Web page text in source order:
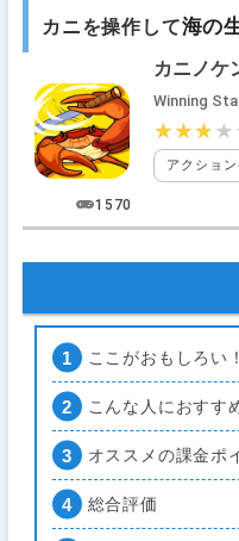
カニを操作して海の
カニノケ
Winning
アクショ
1570
ここがおもしろい！
こんな人におすす
オススメの課金ポ
総合評価